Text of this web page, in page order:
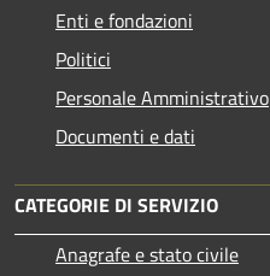
Enti e fondazioni
Politici
Personale Amministrativo
Documenti e dati
CATEGORIE DI SERVIZIO
Anagrafe e stato civile